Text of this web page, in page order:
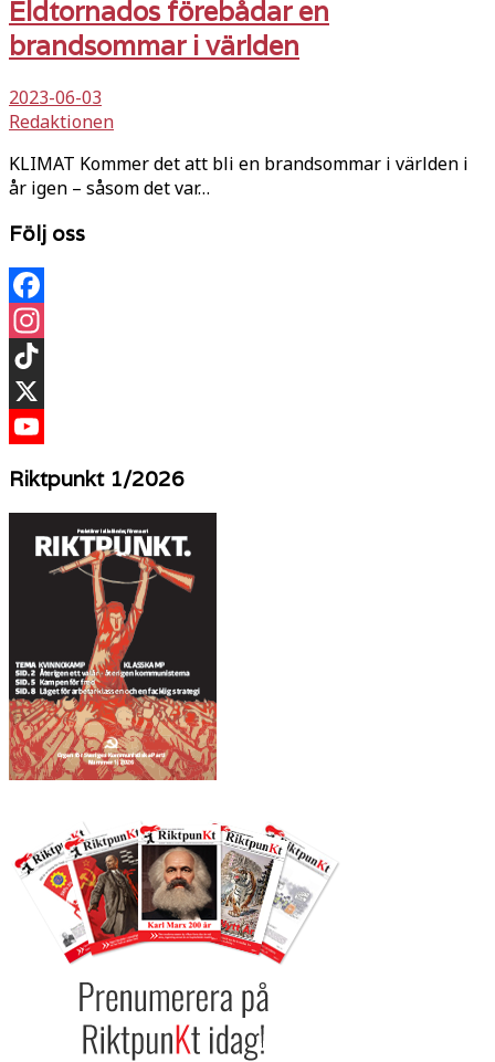
Eldtornados förebådar en
brandsommar i världen
2023-06-03
Redaktionen
KLIMAT Kommer det att bli en brandsommar i världen i
år igen – såsom det var…
Följ oss
Facebook
Instagram
TikTok
X
Riktpunkt 1/2026